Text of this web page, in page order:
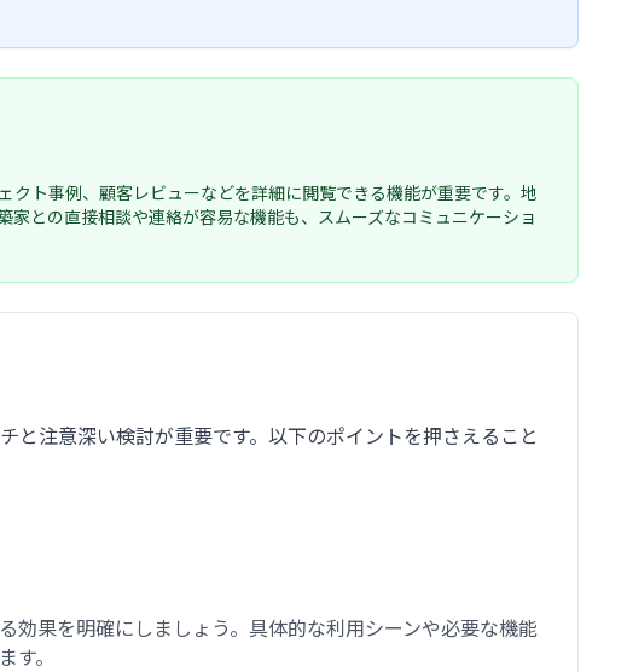
ト事例、顧客レビューなどを詳細に閲覧できる機能が重要です。地
との直接相談や連絡が容易な機能も、スムーズなコミュニケーショ
注意深い検討が重要です。以下のポイントを押さえること
効果を明確にしましょう。具体的な利用シーンや必要な機能
。